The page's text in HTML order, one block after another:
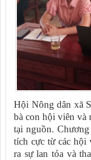
Hội Nông dân xã
bà con hội viên và
tại nguồn.
tích cực từ các hội
ra sự lan tỏa và